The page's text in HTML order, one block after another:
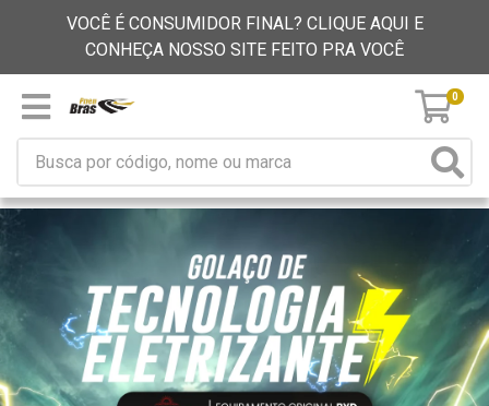
VOCÊ É CONSUMIDOR FINAL? CLIQUE AQUI E
CONHEÇA NOSSO SITE FEITO PRA VOCÊ
0